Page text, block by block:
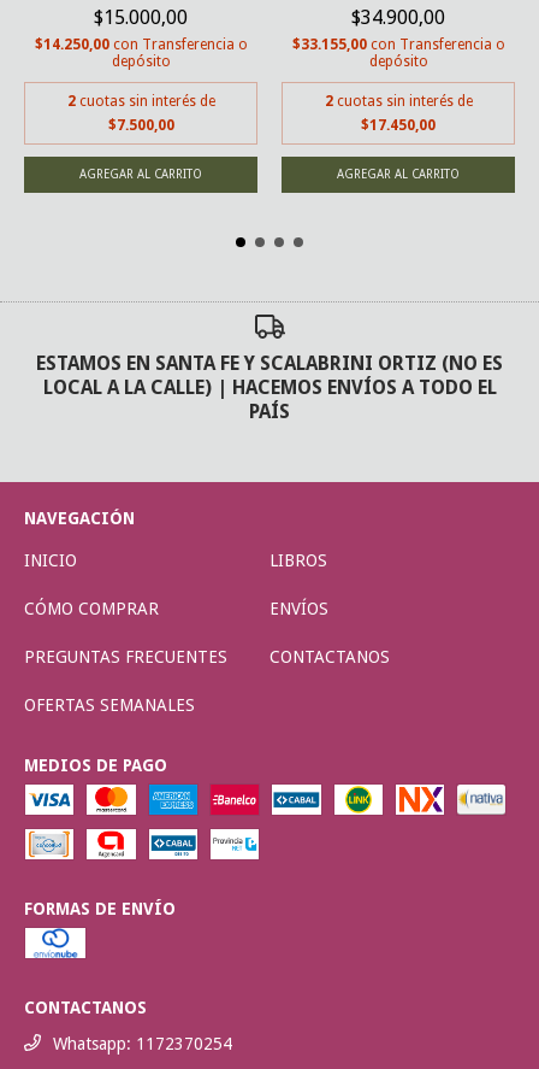
$15.000,00
$14.250,00 con Transferencia o
depósito
2 cuotas sin interés de
$7.500,00
$34.900,00
$33.155,00 con Transferencia o
depósito
2 cuotas sin interés de
$17.450,00
ESTAMOS EN SANTA FE Y SCALABRINI ORTIZ (NO ES
LOCAL A LA CALLE) | HACEMOS ENVÍOS A TODO EL
PAÍS
NAVEGACIÓN
INICIO LIBROS
CÓMO COMPRAR ENVÍOS
PREGUNTAS FRECUENTES CONTACTANOS
OFERTAS SEMANALES
MEDIOS DE PAGO
FORMAS DE ENVÍO
CONTACTANOS
Whatsapp: 1172370254